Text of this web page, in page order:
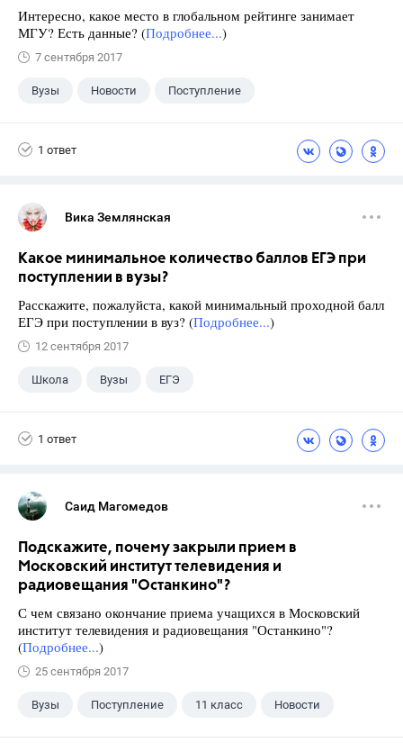
Интересно, какое место в глобальном рейтинге занимает
МГУ? Есть данные? (Подробнее...)
7 сентября 2017
Вузы Новости Поступление
1 ответ
Вика Землянская
Какое минимальное количество баллов ЕГЭ при
поступлении в вузы?
Расскажите, пожалуйста, какой минимальный проходной балл
ЕГЭ при поступлении в вуз? (Подробнее...)
12 сентября 2017
Школа Вузы ЕГЭ
1 ответ
Саид Магомедов
Подскажите, почему закрыли прием в
Московский институт телевидения и
радиовещания "Останкино"?
С чем связано окончание приема учащихся в Московский
институт телевидения и радиовещания "Останкино"?
(Подробнее...)
25 сентября 2017
Вузы Поступление 11 класс Новости